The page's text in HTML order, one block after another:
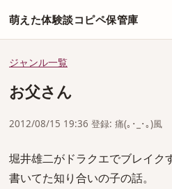
萌えた体験談コピペ保管庫
ジャンル一覧
お父さん
2012/08/15 19:36 登録: 痛(｡･_･｡)風
堀井雄二がドラクエでブレイク
書いてた知り合いの子の話。